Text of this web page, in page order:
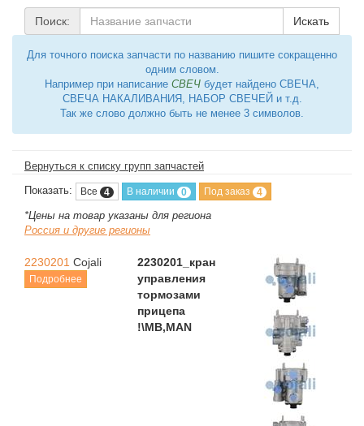
Поиск: Искать
Для точного поиска запчасти по названию пишите сокращенно
одним словом.
Например при написание СВЕЧ будет найдено СВЕЧА,
СВЕЧА НАКАЛИВАНИЯ, НАБОР СВЕЧЕЙ и т.д.
Так же слово должно быть не менее 3 символов.
Вернуться к списку групп запчастей
Показать: Все 4 В наличии 0 Под заказ 4
*Цены на товар указаны для региона
Россия и другие регионы
2230201 Cojali
Подробнее
2230201_кран
управления
тормозами
прицепа
!\MB,MAN